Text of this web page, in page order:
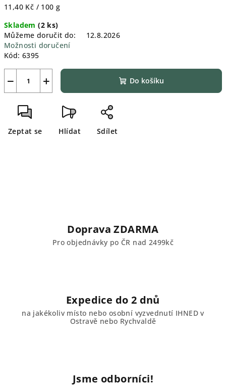
Měrná
11,40 Kč / 100 g
Skladem(2 ks)
Můžeme doručit do:
12.8.2026
Možnosti doručení
Kód: 6395
+
− Do košíku
Zeptat se Hlídat Sdílet
Doprava ZDARMA
Pro objednávky po ČR nad 2499kč
Expedice do 2 dnů
na jakékoliv místo nebo osobní vyzvednutí IHNED v
Ostravě nebo Rychvaldě
Jsme odborníci!